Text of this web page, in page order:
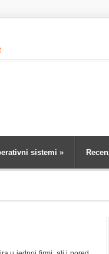
sistemi »